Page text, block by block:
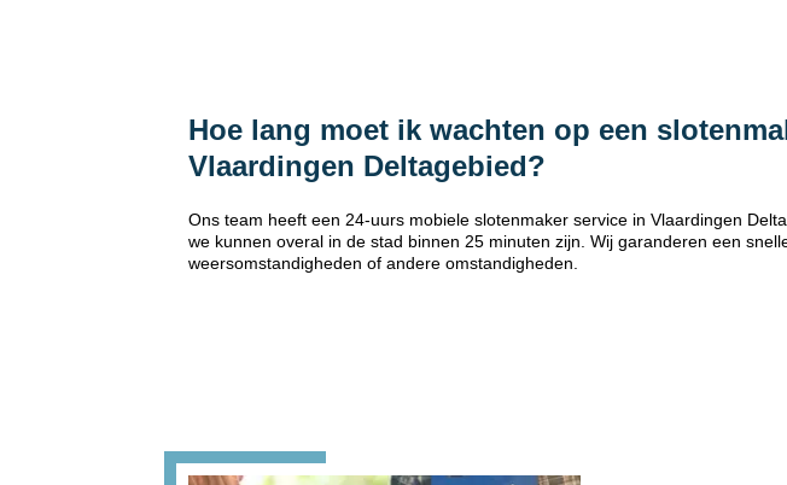
Hoe lang moet ik wachten op een
Vlaardingen Deltagebied?
Ons team heeft een 24-uurs mobiele slotenmaker service in Vlaardingen
we kunnen overal in de stad binnen 25 minuten zijn. Wij garanderen een
weersomstandigheden of andere omstandigheden.